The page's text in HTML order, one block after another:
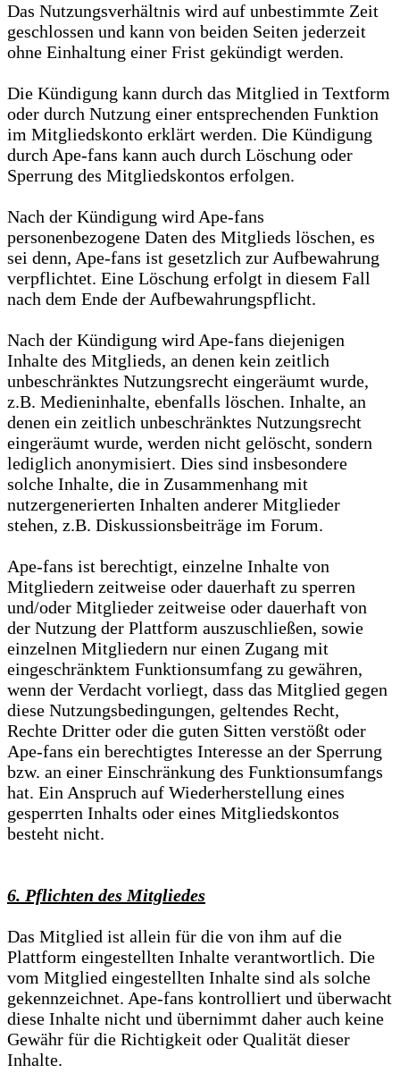
Das Nutzungsverhältnis wird auf unbestimmte Zeit
geschlossen und kann von beiden Seiten jederzeit
ohne Einhaltung einer Frist gekündigt werden.
Die Kündigung kann durch das Mitglied in Textform
oder durch Nutzung einer entsprechenden Funktion
im Mitgliedskonto erklärt werden. Die Kündigung
durch Ape-fans kann auch durch Löschung oder
Sperrung des Mitgliedskontos erfolgen.
Nach der Kündigung wird Ape-fans
personenbezogene Daten des Mitglieds löschen, es
sei denn, Ape-fans ist gesetzlich zur Aufbewahrung
verpflichtet. Eine Löschung erfolgt in diesem Fall
nach dem Ende der Aufbewahrungspflicht.
Nach der Kündigung wird Ape-fans diejenigen
Inhalte des Mitglieds, an denen kein zeitlich
unbeschränktes Nutzungsrecht eingeräumt wurde,
z.B. Medieninhalte, ebenfalls löschen. Inhalte, an
denen ein zeitlich unbeschränktes Nutzungsrecht
eingeräumt wurde, werden nicht gelöscht, sondern
lediglich anonymisiert. Dies sind insbesondere
solche Inhalte, die in Zusammenhang mit
nutzergenerierten Inhalten anderer Mitglieder
stehen, z.B. Diskussionsbeiträge im Forum.
Ape-fans ist berechtigt, einzelne Inhalte von
Mitgliedern zeitweise oder dauerhaft zu sperren
und/oder Mitglieder zeitweise oder dauerhaft von
der Nutzung der Plattform auszuschließen, sowie
einzelnen Mitgliedern nur einen Zugang mit
eingeschränktem Funktionsumfang zu gewähren,
wenn der Verdacht vorliegt, dass das Mitglied gegen
diese Nutzungsbedingungen, geltendes Recht,
Rechte Dritter oder die guten Sitten verstößt oder
Ape-fans ein berechtigtes Interesse an der Sperrung
bzw. an einer Einschränkung des Funktionsumfangs
hat. Ein Anspruch auf Wiederherstellung eines
gesperrten Inhalts oder eines Mitgliedskontos
besteht nicht.
6. Pflichten des Mitgliedes
Das Mitglied ist allein für die von ihm auf die
Plattform eingestellten Inhalte verantwortlich. Die
vom Mitglied eingestellten Inhalte sind als solche
gekennzeichnet. Ape-fans kontrolliert und überwacht
diese Inhalte nicht und übernimmt daher auch keine
Gewähr für die Richtigkeit oder Qualität dieser
Inhalte.